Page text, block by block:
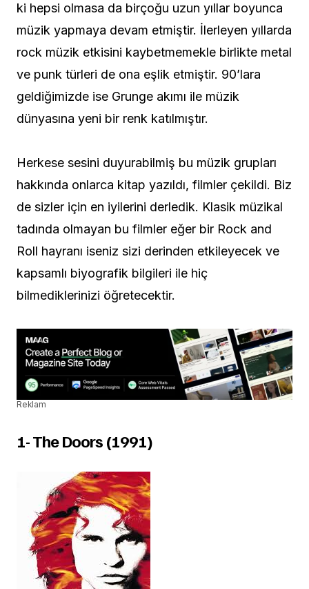
ki hepsi olmasa da birçoğu uzun yıllar boyunca
müzik yapmaya devam etmiştir. İlerleyen yıllarda
rock müzik etkisini kaybetmemekle birlikte metal
ve punk türleri de ona eşlik etmiştir. 90’lara
geldiğimizde ise Grunge akımı ile müzik
dünyasına yeni bir renk katılmıştır.
Herkese sesini duyurabilmiş bu müzik grupları
hakkında onlarca kitap yazıldı, filmler çekildi. Biz
de sizler için en iyilerini derledik. Klasik müzikal
tadında olmayan bu filmler eğer bir Rock and
Roll hayranı iseniz sizi derinden etkileyecek ve
kapsamlı biyografik bilgileri ile hiç
bilmediklerinizi öğretecektir.
Reklam
1- The Doors (1991)